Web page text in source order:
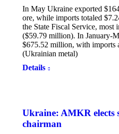
In May Ukraine exported
ore, while imports totaled
the State Fiscal Service, most
($59.79 million). In January-
$675.52 million, with imports
(Ukrainian metal)
Details
Ukraine: AMKR elects
chairman